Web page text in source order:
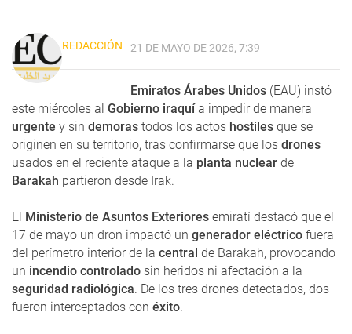
REDACCIÓN 21 DE MAYO DE 2026, 7:39
Emiratos Árabes Unidos (EAU) instó
este miércoles al Gobierno iraquía impedir de manera
urgente y sin demoras todos los actos hostiles que se
originen en su territorio, tras confirmarse que los drones
usados en el reciente ataque a la planta nuclear de
Barakah partieron desde Irak.
El Ministerio de Asuntos Exteriores emiratí destacó que el
17 de mayo un dron impactó un generador eléctrico fuera
del perímetro interior de la central de Barakah, provocando
un incendio controlado sin heridos ni afectación a la
seguridad radiológica. De los tres drones detectados, dos
fueron interceptados con éxito.